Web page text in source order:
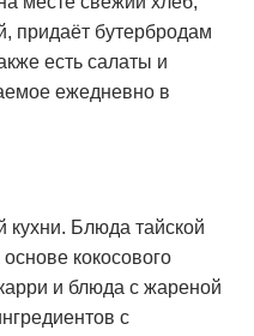
придаёт бутербродам
есть салаты и
ежедневно в
кухни. Блюда тайской
кокосового
и блюда с жареной
с